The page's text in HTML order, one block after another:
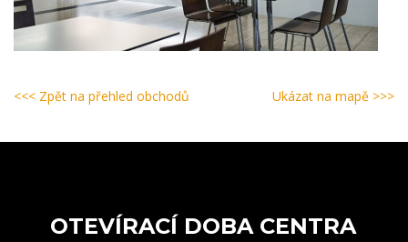
<<< Zpět na přehled obchodů Ukázat na mapě >>>
OTEVÍRACÍ DOBA CENTRA